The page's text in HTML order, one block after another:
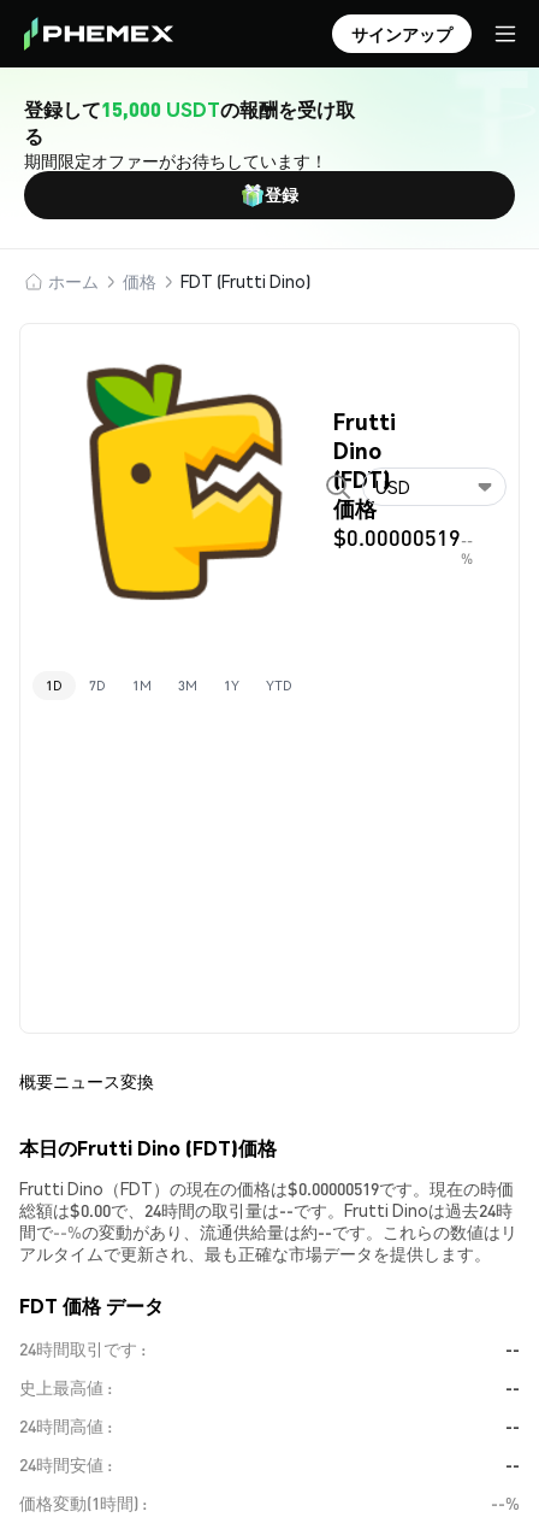
サインアップ
登録して15,000 USDTの報酬を受け取
る
期間限定オファーがお待ちしています！
登録
ホーム 価格 FDT (Frutti Dino)
Frutti
Dino
(FDT)
価格
$0.00000519--
%
USD
1D 7D 1M 3M 1Y YTD
概要ニュース変換
本日のFrutti Dino (FDT)価格
Frutti Dino（FDT）の現在の価格は$0.00000519です。現在の時価
総額は$0.00で、24時間の取引量は--です。Frutti Dinoは過去24時
間で--%の変動があり、流通供給量は約--です。これらの数値はリ
アルタイムで更新され、最も正確な市場データを提供します。
FDT 価格 データ
24時間取引です
--
史上最高値
--
24時間高値
--
24時間安値
--
価格変動(1時間)
--%